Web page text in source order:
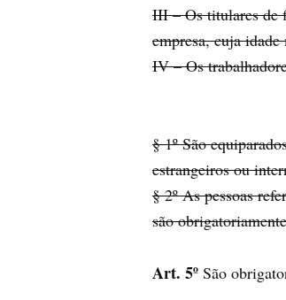
III – Os titulares de
empresa, cuja
IV – Os
§ 1º São
estrangeiros ou
§ 2º As pessoas
são
Art. 5º São